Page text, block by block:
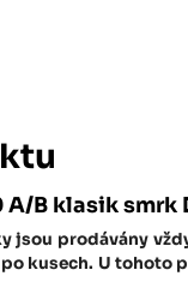
A/B klasik smrk
jsou prodávány
kusech. U tohoto